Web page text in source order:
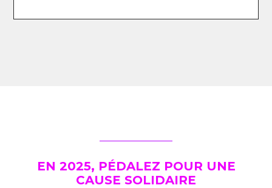
EN 2025, PÉDALEZ POUR UNE
CAUSE SOLIDAIRE